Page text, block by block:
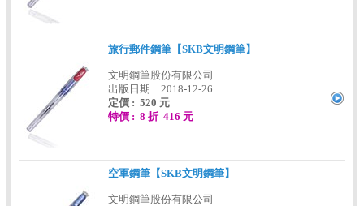
旅行郵件鋼筆【SKB文明鋼筆】
文明鋼筆股份有限公司
出版日期 : 2018-12-26
定價 : 520 元
特價 : 8 折 416 元
空軍鋼筆【SKB文明鋼筆】
文明鋼筆股份有限公司